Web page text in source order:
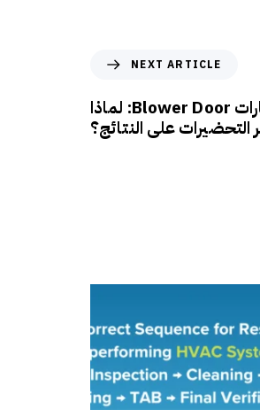
NEXT ARTICLE
المقارنة بين تقنية Aerobarrier واختبارات Blower Door: لماذا
التحضيرات على النتائج؟